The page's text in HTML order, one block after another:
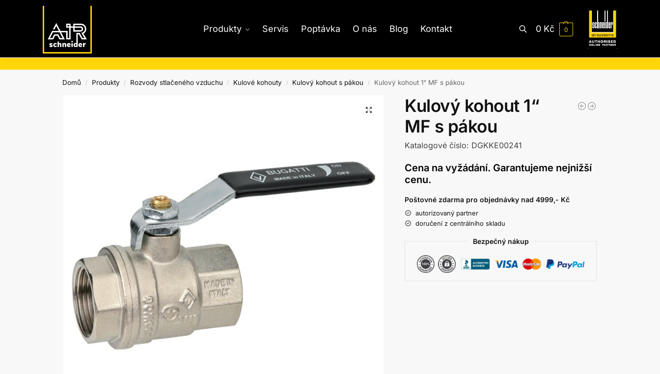
Produkty Servis Poptávka O nás Blog Kontakt 0 Kč 0
Domů / Produkty / Rozvody stlačeného vzduchu / Kulové kohouty / Kulový kohout s pákou / Kulový kohout 1“ MF s pákou
Kulový kohout 1“
MF s pákou
Katalogové číslo: DGKKE00241
Cena na vyžádání. Garantujeme nejnižší
cenu.
Poštovné zdarma pro objednávky nad 4999,- Kč
autorizovaný partner
doručení z centrálního skladu
Bezpečný nákup